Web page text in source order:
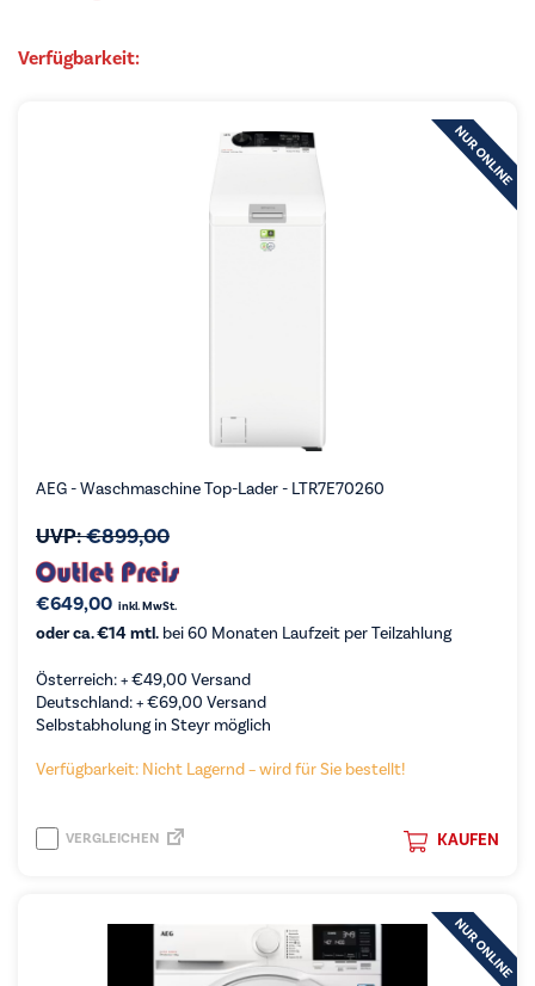
Verfügbarkeit:
AEG - Waschmaschine Top-Lader - LTR7E70260
UVP:€899,00
€649,00 inkl. MwSt.
oder ca. €14 mtl. bei 60 Monaten Laufzeit per Teilzahlung
Österreich: +€49,00 Versand
Deutschland: +€69,00 Versand
Selbstabholung in Steyr möglich
Verfügbarkeit: Nicht Lagernd – wird für Sie bestellt!
KAUFEN
VERGLEICHEN